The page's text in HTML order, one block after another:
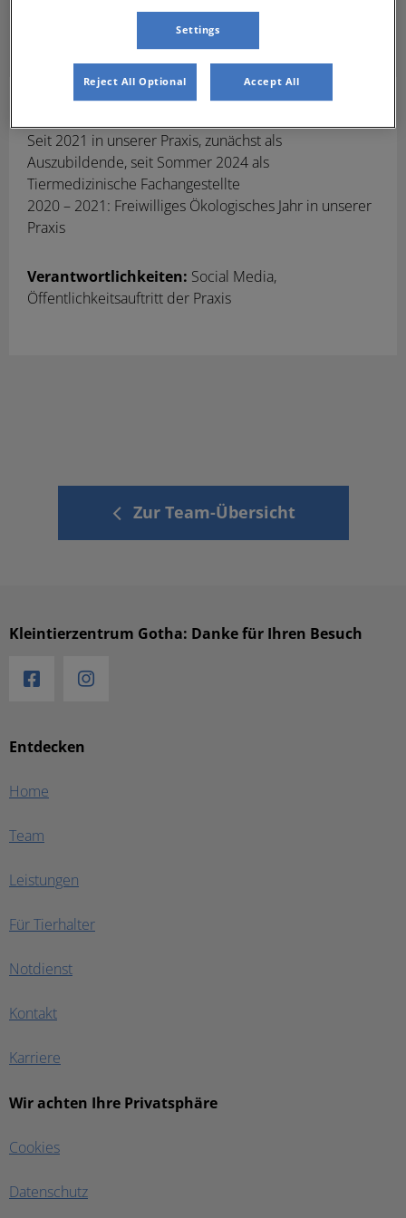
Susanne Kolomaznik TFA
Seit 2021 in unserer Praxis, zunächst als
Auszubildende, seit Sommer 2024 als
Tiermedizinische Fachangestellte
2020 – 2021: Freiwilliges Ökologisches Jahr in unserer
Praxis
Verantwortlichkeiten: Social Media,
Öffentlichkeitsauftritt der Praxis
Zur Team-Übersicht
Entdecken
Home
Team
Leistungen
Für Tierhalter
Notdienst
Kontakt
Karriere
Wir achten Ihre Privatsphäre
Cookies
Datenschutz
Kleintierzentrum Gotha: Danke für Ihren Besuch
Settings
Reject All Optional Accept All